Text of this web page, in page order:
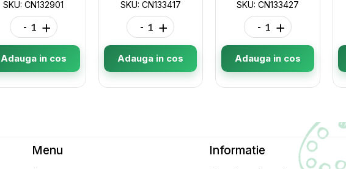
SKU: CN132901
- +
Adauga in cos
SKU: CN133417
- +
Adauga in cos
SKU: CN133427
- +
Adauga in cos
Menu Informatie